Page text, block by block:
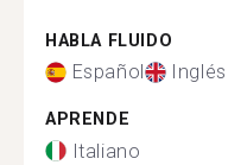
HABLA FLUIDO
Español Inglés
APRENDE
Italiano